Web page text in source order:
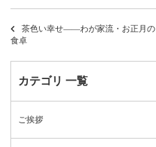
茶色い幸せ――わが家流・お正月の
食卓
カテゴリ 一覧
ご挨拶